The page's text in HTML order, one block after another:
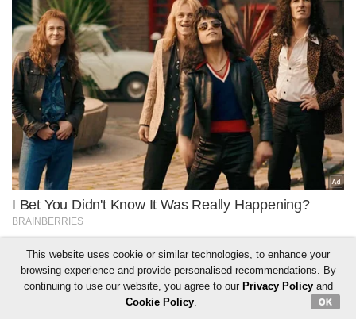
This website uses cookie or similar technologies, to enhance your
browsing experience and provide personalised recommendations. By
continuing to use our website, you agree to our Privacy Policyand
Cookie Policy. OK